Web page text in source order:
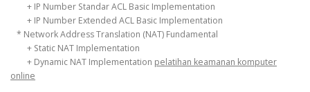
+ IP Number Standar ACL Basic Implementation
+ IP Number Extended ACL Basic Implementation
* Network Address Translation (NAT) Fundamental
+ Static NAT Implementation
+ Dynamic NAT Implementation pelatihan keamanan komputer
online